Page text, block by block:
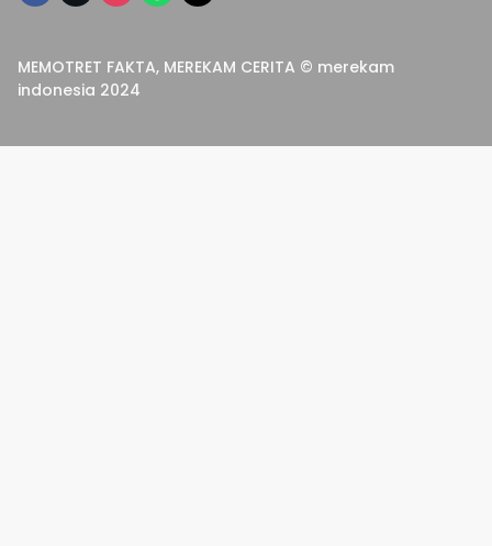
MEMOTRET FAKTA, MEREKAM CERITA © merekam
indonesia 2024